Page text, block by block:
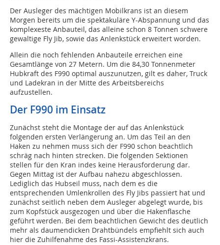
Der Ausleger des mächtigen Mobilkrans ist an diesem
Morgen bereits um die spektakuläre Y-Abspannung und das
komplexeste Anbauteil, das alleine schon 8 Tonnen schwere
gewaltige Fly Jib, sowie das Anlenkstück erweitert worden.
Allein die noch fehlenden Anbauteile erreichen eine
Gesamtlänge von 27 Metern. Um die 84,30 Tonnenmeter
Hubkraft des F990 optimal auszunutzen, gilt es daher, Truck
und Ladekran in der Mitte des Arbeitsbereichs
aufzustellen.
Der F990 im Einsatz
Zunächst steht die Montage der auf das Anlenkstück
folgenden ersten Verlängerung an. Um das Teil an den
Haken zu nehmen muss sich der F990 schon beachtlich
schräg nach hinten strecken. Die folgenden Sektionen
stellen für den Kran indes keine Herausforderung dar.
Gegen Mittag ist der Aufbau nahezu abgeschlossen.
Lediglich das Hubseil muss, nach dem es die
entsprechenden Umlenkrollen des Fly Jibs passiert hat und
zunächst seitlich neben dem Ausleger abgelegt wurde, bis
zum Kopfstück ausgezogen und über die Hakenflasche
geführt werden. Bei dem beachtlichen Gewicht des deutlich
mehr als daumendicken Drahtbündels empfiehlt sich auch
hier die Zuhilfenahme des Fassi-Assistenzkrans.